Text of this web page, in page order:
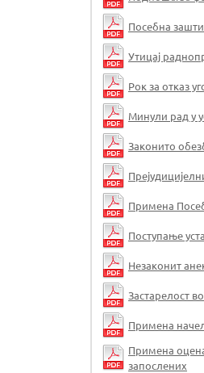
Посебна
Утицај
Рок за отказ
Минули рад у
Законито
Примена
Поступање
Незаконит
Застарелост
Примена
Примена
запослених